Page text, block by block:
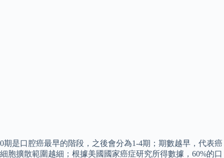
0期是口腔癌最早的階段，之後會分為1-4期；期數越早，代表癌
細胞擴散範圍越細；根據美國國家癌症研究所得數據，60%的口